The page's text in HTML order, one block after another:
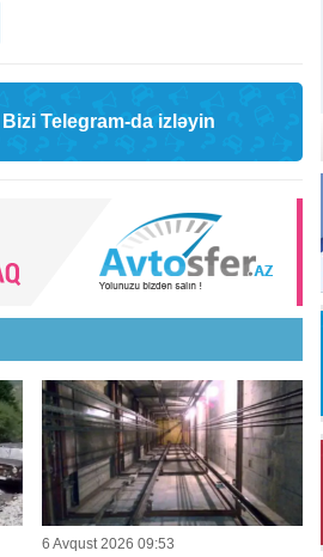
Bizi Telegram-da izləyin
6 Avqust 2026 09:53